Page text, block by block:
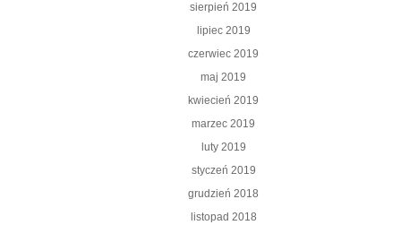
sierpień 2019
lipiec 2019
czerwiec 2019
maj 2019
kwiecień 2019
marzec 2019
luty 2019
styczeń 2019
grudzień 2018
listopad 2018